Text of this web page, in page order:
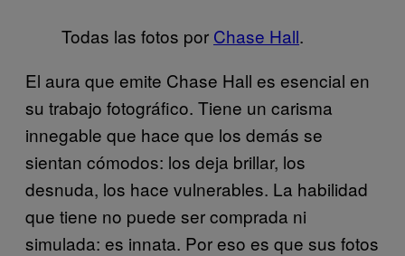
Todas las fotos por Chase Hall.
El aura que emite Chase Hall es esencial en
su trabajo fotográfico. Tiene un carisma
innegable que hace que los demás se
sientan cómodos: los deja brillar, los
desnuda, los hace vulnerables. La habilidad
que tiene no puede ser comprada ni
simulada: es innata. Por eso es que sus fotos